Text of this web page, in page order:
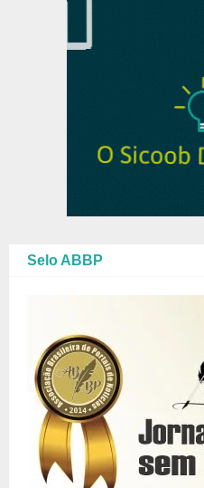
Selo ABBP